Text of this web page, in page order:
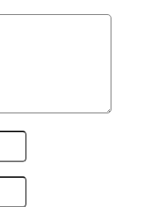
Nome:*
Email:*